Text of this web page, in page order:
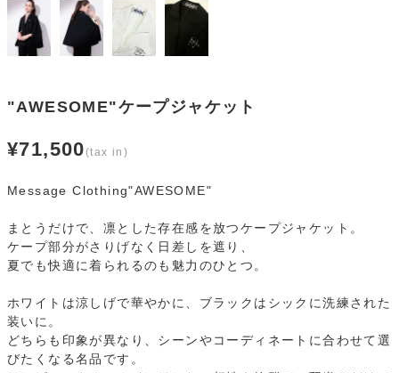
"AWESOME"ケープジャケット
¥71,500
Message Clothing"AWESOME"
まとうだけで、凛とした存在感を放つケープジャケット。
ケープ部分がさりげなく日差しを遮り、
夏でも快適に着られるのも魅力のひとつ。
ホワイトは涼しげで華やかに、ブラックはシックに洗練された
装いに。
どちらも印象が異なり、シーンやコーディネートに合わせて選
びたくなる名品です。